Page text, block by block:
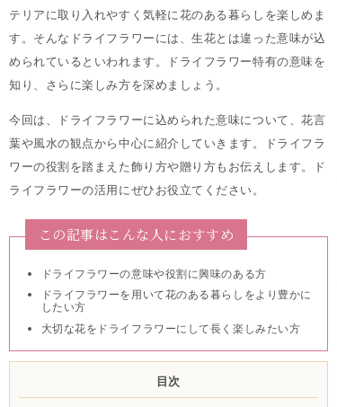
テリアに取り入れやすく気軽に花のある暮らしを楽しめま
す。そんなドライフラワーには、生花とは違った意味が込
められているといわれます。ドライフラワー特有の意味を
知り、さらに楽しみ方を深めましょう。
今回は、ドライフラワーに込められた意味について、花言
葉や風水の観点から中心に紹介していきます。ドライフラ
ワーの役割を踏まえた飾り方や贈り方もお伝えします。ド
ライフラワーの活用にぜひお役立てください。
この記事はこんな人におすすめ
ドライフラワーの意味や役割に興味のある方
ドライフラワーを用いて花のある暮らしをより豊かに
したい方
大切な花をドライフラワーにして長く楽しみたい方
目次